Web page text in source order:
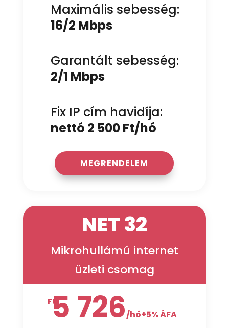
Maximális sebesség:
16/2 Mbps
Garantált sebesség:
2/1 Mbps
Fix IP cím havidíja:
nettó 2 500 Ft/hó
MEGRENDELEM
NET 32
Mikrohullámú internet
üzleti csomag
Ft5 726/hó+5% ÁFA